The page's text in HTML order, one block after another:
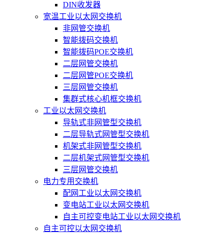
DIN收发器
宽温工业以太网交换机
非网管交换机
智能拨码交换机
智能拨码POE交换机
二层网管交换机
二层网管POE交换机
三层网管交换机
集群式核心机框交换机
工业以太网交换机
导轨式非网管型交换机
二层导轨式网管型交换机
机架式非网管型交换机
二层机架式网管型交换机
三层网管交换机
电力专用交换机
配网工业以太网交换机
变电站工业以太网交换机
自主可控变电站工业以太网交换机
自主可控以太网交换机